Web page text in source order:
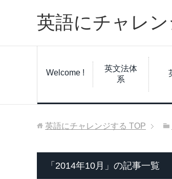
英語にチャレ
Welcome !
英文法体
系
英語にチャレンジする TOP
「2014年10月」の記事一覧